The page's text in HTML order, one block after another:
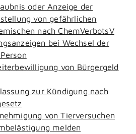
oder Anzeige der
von gefährlichen
nach ChemVerbotsV
bei Wechsel der
von Bürgergeld
zur Kündigung nach
von Tierversuchen
melden